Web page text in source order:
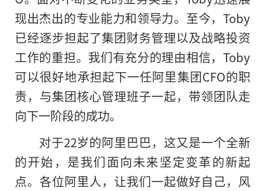
现出杰出的专业能力和领导力。至今，Toby
已经逐步担起了集团财务管理以及战略投资
工作的重担。我们有充分的理由相信，Toby
可以很好地承担起下一任阿里集团CFO的职
责，与集团核心管理班子一起，带领团队走
向下一阶段的成功。
对于22岁的阿里巴巴，这又是一个全新
的开始，是我们面向未来坚定变革的新起
点。各位阿里人，让我们一起做好自己，风